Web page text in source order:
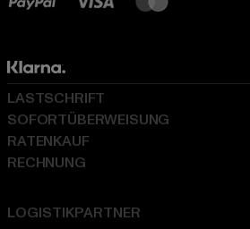
LOGISTIKPARTNER
LASTSCHRIFT
SOFORTÜBERWEISUNG
RATENKAUF
RECHNUNG